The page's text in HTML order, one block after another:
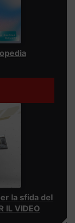
la sfida del
IL VIDEO